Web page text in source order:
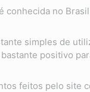
conhecida no
simples de
positivo
feitos pelo site